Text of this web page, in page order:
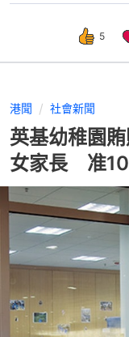
5
港聞 社會新聞
英基幼稚園
女家長 准10